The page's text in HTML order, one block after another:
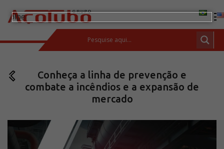
ESPAÇO DO CLIENTE
Barras de Aço Carbono
Conexões e flanges
Conheça a linha de prevenção e
combate a incêndios e a expansão de
mercado